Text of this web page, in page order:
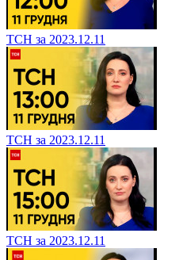
ТСН за 2023.12.11
ТСН за 2023.12.11
ТСН за 2023.12.11